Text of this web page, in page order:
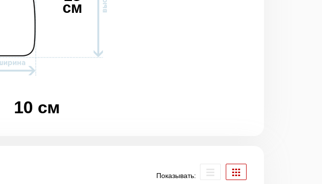
10 см
см
Показывать: